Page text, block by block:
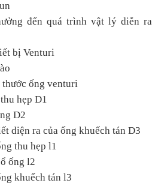
đến quá trình vật lý diễn ra
bị Venturi
ống venturi
hẹp D1
D2
diện ra của ống khuếch tán D3
thu hẹp l1
ống l2
khuếch tán l3